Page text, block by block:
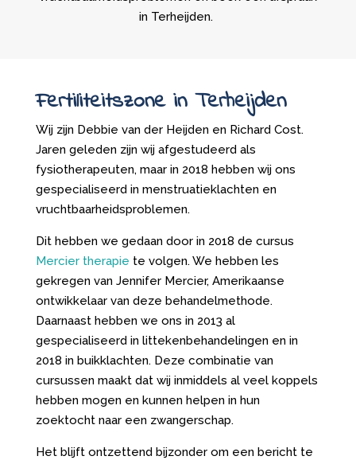
in Terheijden.
Fertiliteitszone in Terheijden
Wij zijn Debbie van der Heijden en Richard Cost.
Jaren geleden zijn wij afgestudeerd als
fysiotherapeuten, maar in 2018 hebben wij ons
gespecialiseerd in menstruatieklachten en
vruchtbaarheidsproblemen.
Dit hebben we gedaan door in 2018 de cursus
Mercier therapie te volgen. We hebben les
gekregen van Jennifer Mercier, Amerikaanse
ontwikkelaar van deze behandelmethode.
Daarnaast hebben we ons in 2013 al
gespecialiseerd in littekenbehandelingen en in
2018 in buikklachten. Deze combinatie van
cursussen maakt dat wij inmiddels al veel koppels
hebben mogen en kunnen helpen in hun
zoektocht naar een zwangerschap.
Het blijft ontzettend bijzonder om een bericht te